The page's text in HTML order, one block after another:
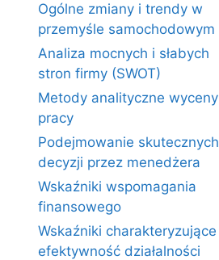
Ogólne zmiany i trendy w
przemyśle samochodowym
Analiza mocnych i słabych
stron firmy (SWOT)
Metody analityczne wyceny
pracy
Podejmowanie skutecznych
decyzji przez menedżera
Wskaźniki wspomagania
finansowego
Wskaźniki charakteryzujące
efektywność działalności